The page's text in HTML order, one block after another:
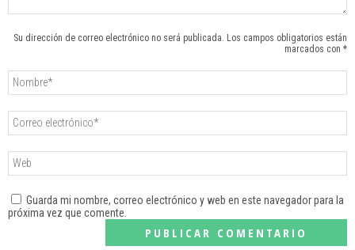
Su dirección de correo electrónico no será publicada. Los campos obligatorios están
marcados con *
Guarda mi nombre, correo electrónico y web en este navegador para la
próxima vez que comente.